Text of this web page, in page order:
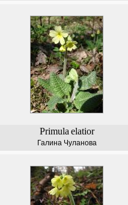
Primula elatior
Галина Чуланова